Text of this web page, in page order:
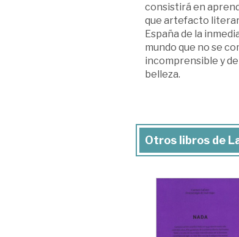
consistirá en
que artefacto
España de la
mundo que no se
incomprensible y
belleza.
Otros libros de